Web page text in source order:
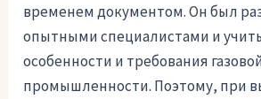
временем документом. Он был
опытными специалистами и
особенности и требования
промышленности. Поэтому, при